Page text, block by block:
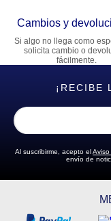
Cambios y
Si algo no llega como
solicita cambio o
fácilmente.
¡RECIBE
Al suscribirme, acepto elAviso
envío de